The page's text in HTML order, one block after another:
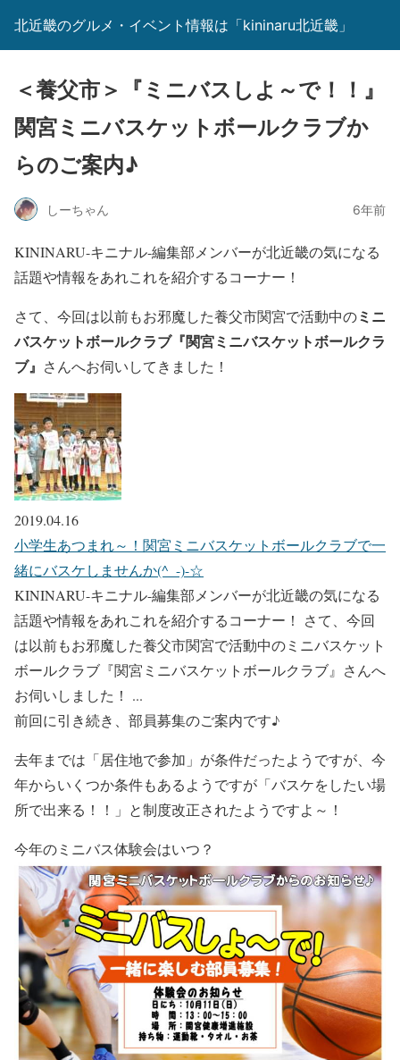
北近畿のグルメ・イベント情報は「kininaru北近畿」
＜養父市＞『ミニバスしよ～で！！』
関宮ミニバスケットボールクラブか
らのご案内♪
しーちゃん 6年前
KININARU-キニナル-編集部メンバーが北近畿の気になる
話題や情報をあれこれを紹介するコーナー！
さて、今回は以前もお邪魔した養父市関宮で活動中のミニ
バスケットボールクラブ『関宮ミニバスケットボールクラ
ブ』 さんへお伺いしてきました！
2019.04.16
小学生あつまれ～！関宮ミニバスケットボールクラブで一
緒にバスケしませんか(^_-)-☆
KININARU-キニナル-編集部メンバーが北近畿の気になる
話題や情報をあれこれを紹介するコーナー！ さて、今回
は以前もお邪魔した養父市関宮で活動中のミニバスケット
ボールクラブ『関宮ミニバスケットボールクラブ』さんへ
お伺いしました！ ...
前回に引き続き、 部員募集のご案内です♪
去年までは「居住地で参加」が条件だったようですが、今
年からいくつか条件もあるようですが「バスケをしたい場
所で出来る！！」と制度改正されたようですよ～！
今年のミニバス体験会はいつ？